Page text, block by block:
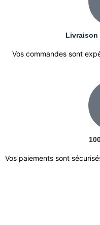
Livraison
Vos commandes sont
Vos paiements sont